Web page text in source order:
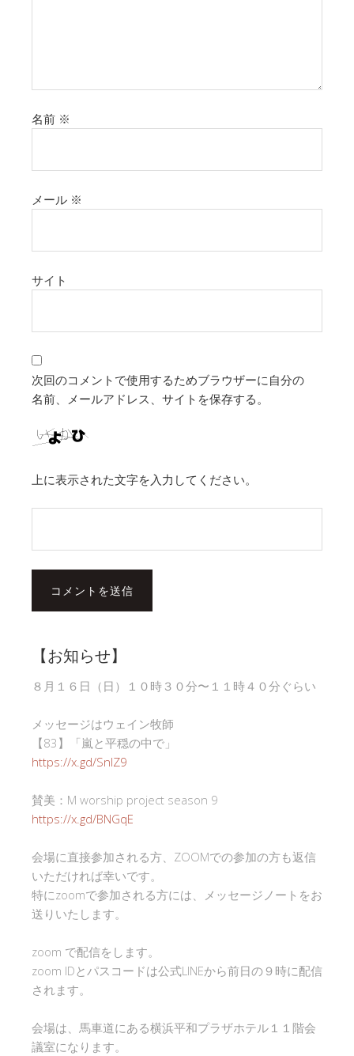
名前 ※
メール ※
サイト
次回のコメントで使用するためブラウザーに自分の
名前、メールアドレス、サイトを保存する。
上に表示された文字を入力してください。
【お知らせ】
８月１６日（日）１０時３０分〜１１時４０分ぐらい
メッセージはウェイン牧師
【83】「嵐と平穏の中で」
https://x.gd/SnlZ9
賛美：M worship project season 9
https://x.gd/BNGqE
会場に直接参加される方、ZOOMでの参加の方も返信
いただければ幸いです。
特にzoomで参加される方には、メッセージノートをお
送りいたします。
zoom で配信をします。
zoom IDとパスコードは公式LINEから前日の９時に配信
されます。
会場は、馬車道にある横浜平和プラザホテル１１階会
議室になります。